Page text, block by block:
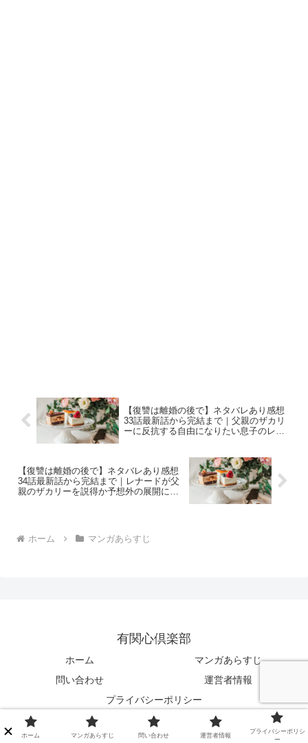
【復讐は離婚の後で】ネタバレあり感想
33話最新話から完結まで｜父親のザカリ
ーに反抗する自由になりたい息子のレナ
【復讐は離婚の後で】ネタバレあり感想
34話最新話から完結まで｜レナードが父
親のザカリーを説得か予想外の展開に困
ホーム マンガあらすじ
有関心倶楽部
ホーム
マンガあらすじ
問い合わせ
運営者情報
プライバシーポリシー
© 2021-2026 有関心倶楽部.
ホーム マンガあらすじ 問い合わせ 運営者情報
プライバシーポリシ
ー